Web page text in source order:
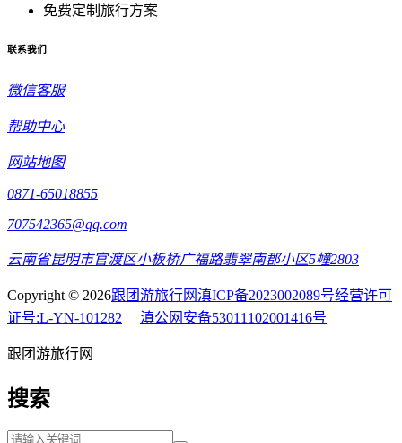
免费定制旅行方案
联系我们
微信客服
帮助中心
网站地图
0871-65018855
707542365@qq.com
云南省昆明市官渡区小板桥广福路翡翠南郡小区5幢2803
Copyright © 2026跟团游旅行网滇ICP备2023002089号经营许可
证号:L-YN-101282
滇公网安备53011102001416号
跟团游旅行网
搜索